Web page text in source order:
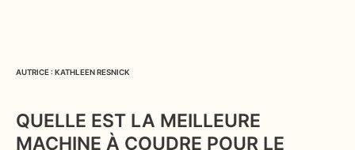
AUTRICE : KATHLEEN RESNICK
QUELLE EST LA MEILLEURE
MACHINE À COUDRE POUR LE